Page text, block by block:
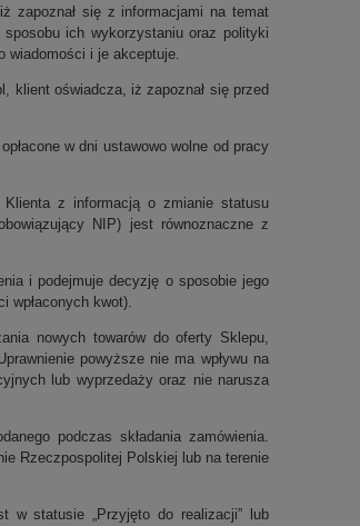
zapoznał się z informacjami na temat
ich wykorzystaniu oraz polityki
wiadomości i je akceptuje.
klient oświadcza, iż zapoznał się przed
w dni ustawowo wolne od pracy
Klienta z informacją o zmianie statusu
NIP) jest równoznaczne z
i podejmuje decyzję o sposobie jego
wpłaconych kwot).
nowych towarów do oferty Sklepu,
powyższe nie ma wpływu na
lub wyprzedaży oraz nie narusza
podczas składania zamówienia.
Rzeczpospolitej Polskiej lub na terenie
w statusie „Przyjęto do realizacji” lub